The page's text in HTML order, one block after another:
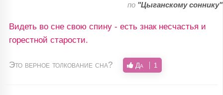
по "Цыганскому соннику"
Видеть во сне свою спину - есть знак несчастья и
горестной старости.
Это верное толкование сна? Да 1